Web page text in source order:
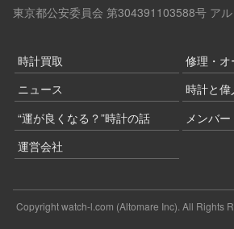
東京都公安委員会 第304391103588号 ア
時計買取
修理・
ニュース
時計と偉
“運が良くなる？”時計の話
メンバー
運営会社
Copyright watch-l.com (Altomare Inc). All Rights